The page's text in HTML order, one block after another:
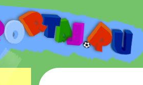
их родителям, учителям и